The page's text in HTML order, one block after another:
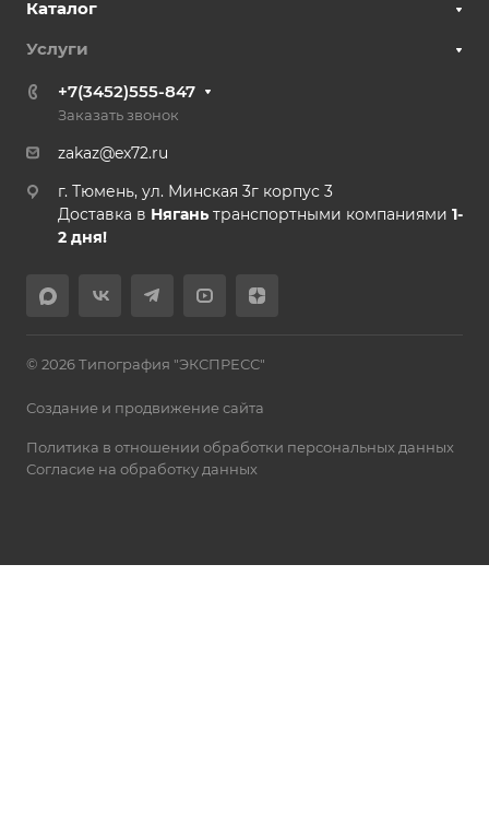
Каталог
Услуги
+7(3452)555-847
Заказать звонок
zakaz@ex72.ru
г. Тюмень, ул. Минская 3г корпус 3
Доставка в Нягань транспортными компаниями 1-
2 дня!
© 2026 Типография "ЭКСПРЕСС"
Создание и продвижение сайта
Политика в отношении обработки персональных данных
Согласие на обработку данных